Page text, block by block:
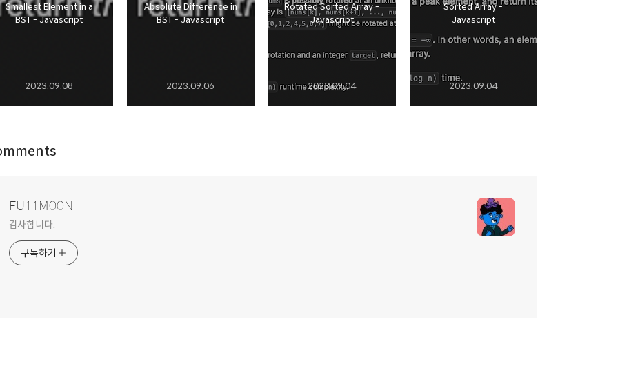
Smallest Element in a
BST - Javascript
2023.09.08
Absolute Difference in
BST - Javascript
2023.09.06
Rotated Sorted Array -
Javascript
2023.09.04
Sorted Array -
Javascript
2023.09.04
FU11M00N
감사합니다.
구독하기